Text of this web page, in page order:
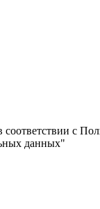
с
данных"